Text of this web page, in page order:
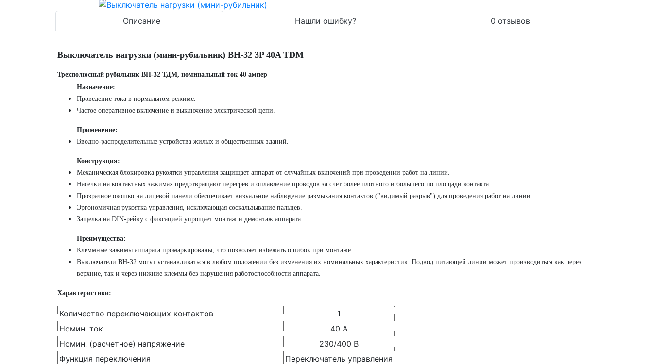
Описание Нашли ошибку? 0 отзывов
Выключатель нагрузки (мини-рубильник) ВН-32 3P 40A TDM
Трехполюсный рубильник BH-32 ТДМ, номинальный ток 40 ампер
Назначение:
Проведение тока в нормальном режиме.
Частое оперативное включение и выключение электрической цепи.
Применение:
Вводно-распределительные устройства жилых и общественных зданий.
Конструкция:
Механическая блокировка рукоятки управления защищает аппарат от случайных включений при проведении работ на линии.
Насечки на контактных зажимах предотвращают перегрев и оплавление проводов за счет более плотного и большего по площади контакта.
Прозрачное окошко на лицевой панели обеспечивает визуальное наблюдение размыкания контактов ("видимый разрыв") для проведения работ на линии.
Эргономичная рукоятка управления, исключающая соскальзывание пальцев.
Защелка на DIN-рейку с фиксацией упрощает монтаж и демонтаж аппарата.
Преимущества:
Клеммные зажимы аппарата промаркированы, что позволяет избежать ошибок при монтаже.
Выключатели ВН-32 могут устанавливаться в любом положении без изменения их номинальных характеристик. Подвод питающей линии может производиться как через
верхние, так и через нижние клеммы без нарушения работоспособности аппарата.
Характеристики:
Количество переключающих контактов
1
Номин. ток
40 А
Номин. (расчетное) напряжение
230/400 В
Функция переключения
Переключатель управления